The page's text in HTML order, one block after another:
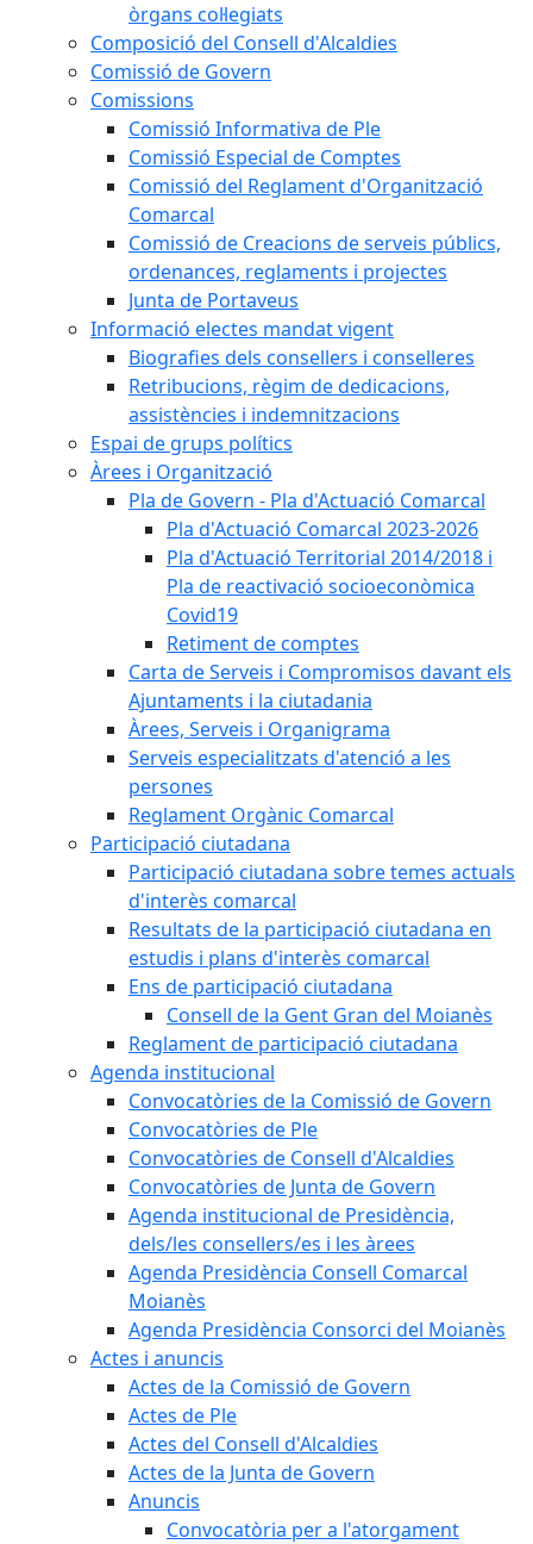
òrgans col·legiats
Composició del Consell d'Alcaldies
Comissió de Govern
Comissions
Comissió Informativa de Ple
Comissió Especial de Comptes
Comissió del Reglament d'Organització
Comarcal
Comissió de Creacions de serveis públics,
ordenances, reglaments i projectes
Junta de Portaveus
Informació electes mandat vigent
Biografies dels consellers i conselleres
Retribucions, règim de dedicacions,
assistències i indemnitzacions
Espai de grups polítics
Àrees i Organització
Pla de Govern - Pla d'Actuació Comarcal
Pla d'Actuació Comarcal 2023-2026
Pla d'Actuació Territorial 2014/2018 i
Pla de reactivació socioeconòmica
Covid19
Retiment de comptes
Carta de Serveis i Compromisos davant els
Ajuntaments i la ciutadania
Àrees, Serveis i Organigrama
Serveis especialitzats d'atenció a les
persones
Reglament Orgànic Comarcal
Participació ciutadana
Participació ciutadana sobre temes actuals
d'interès comarcal
Resultats de la participació ciutadana en
estudis i plans d'interès comarcal
Ens de participació ciutadana
Consell de la Gent Gran del Moianès
Reglament de participació ciutadana
Agenda institucional
Convocatòries de la Comissió de Govern
Convocatòries de Ple
Convocatòries de Consell d'Alcaldies
Convocatòries de Junta de Govern
Agenda institucional de Presidència,
dels/les consellers/es i les àrees
Agenda Presidència Consell Comarcal
Moianès
Agenda Presidència Consorci del Moianès
Actes i anuncis
Actes de la Comissió de Govern
Actes de Ple
Actes del Consell d'Alcaldies
Actes de la Junta de Govern
Anuncis
Convocatòria per a l'atorgament